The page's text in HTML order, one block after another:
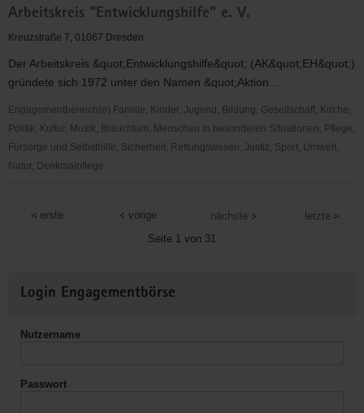
und
Lernen
e.
V.
Arbeitskreis "Entwicklungshilfe" e. V.
Kreuzstraße 7, 01067 Dresden
Der Arbeitskreis &quot;Entwicklungshilfe&quot; (AK&quot;EH&quot;)
gründete sich 1972 unter den Namen &quot;Aktion...
Engagementbereich(e) Familie, Kinder, Jugend, Bildung, Gesellschaft, Kirche,
Politik, Kultur, Musik, Brauchtum, Menschen in besonderen Situationen, Pflege,
Fürsorge und Selbsthilfe, Sicherheit, Rettungswesen, Justiz, Sport, Umwelt,
Natur, Denkmalpflege
"Entwicklungshilfe"
erste
vorige
Seite 1 von 31
nächste letzte
Informationen
Login Engagementbörse
Nutzername
Passwort